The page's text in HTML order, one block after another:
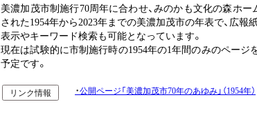
美濃加茂市制施行70周年に合わせ、みのかも文化の森ホー
された1954年から2023年までの美濃加茂市の年表で、広報
表示やキーワード検索も可能となっています。
現在は試験的に市制施行時の1954年の1年間のみのページ
予定です。
リンク情報 公開ページ「美濃加茂市70年のあゆみ」（1954年）